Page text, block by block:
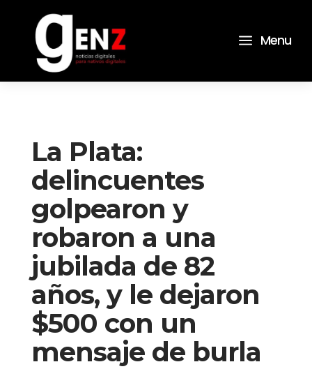
a Menu
La Plata:
delincuentes
golpearon y
robaron a una
jubilada de 82
años, y le dejaron
$500 con un
mensaje de burla